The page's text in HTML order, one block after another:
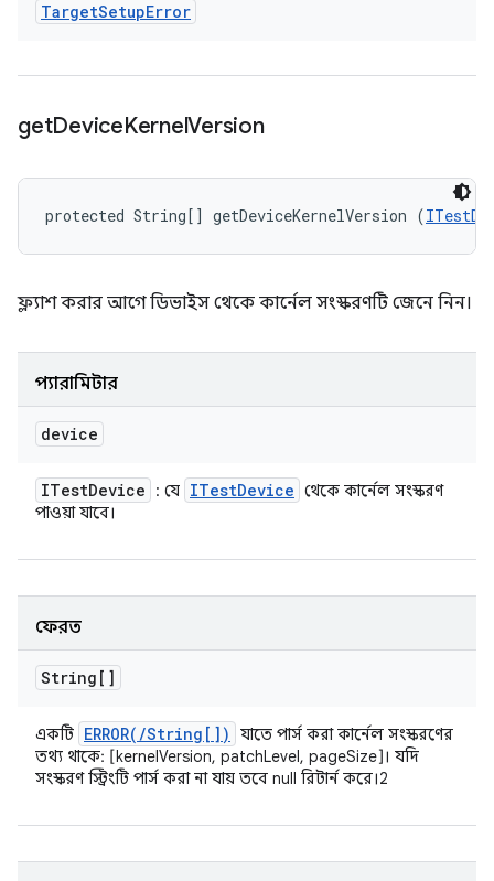
TargetSetupError
getDeviceKernelVersion
protected String[] getDeviceKernelVersion (
ফ্ল্যাশ করার আগে ডিভাইস থেকে কার্নেল সংস্করণটি জেনে নিন।
প্যারামিটার
device
ITestDevice : যে ITestDevice থেকে কার্নেল সংস্করণ
পাওয়া যাবে।
ফেরত
String[]
একটি ERROR( /String[])
যাতে পার্স করা কার্নেল সংস্করণের
তথ্য থাকে: [kernelVersion, patchLevel, pageSize]। যদি
সংস্করণ স্ট্রিংটি পার্স করা না যায় তবে null রিটার্ন করে।2